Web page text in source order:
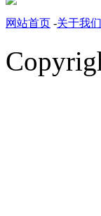
网站首页 -关于我们